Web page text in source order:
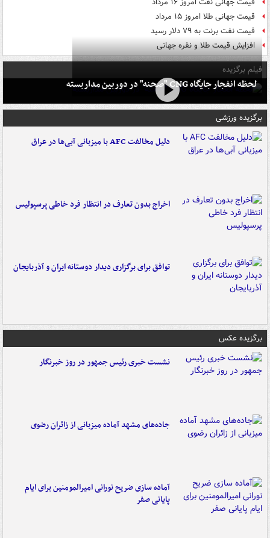
قیمت جهانی نفت امروز ۱۶ مرداد
قیمت جهانی طلا امروز ۱۵ مرداد
قیمت نفت برنت به ۷۹ دلار رسید
افزایش قیمت طلا و نقره جهانی
فیلم برگزیده
لحظه انفجار جایگاه CNG "صحنه" در دوربین مداربسته
برگزیده ورزشی
دلیل مخالفت AFC با میزبانی آبی‌ها در عراق
اخراج بدون تعارف در انتظار فرد خاطی پرسپولیس
توافق برای برگزاری دیدار دوستانه ایران و آذربایجان
برگزیده عکس
نشست خبری رئیس جمهور در روز خبرنگار
جاده‌های مشهد آماده میزبانی از زائران رضوی
آماده سازی ضریح نورانی امیرالمومنین برای ایام
پایانی صفر